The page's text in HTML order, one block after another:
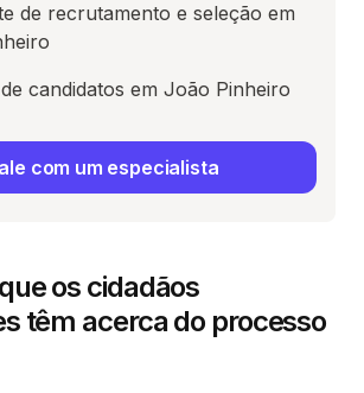
os cidadãos
têm acerca do processo
de recrutamento e seleção em
candidatos em João Pinheiro
com um especialista